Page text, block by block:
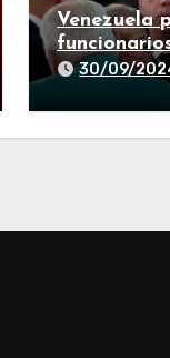
Venezuela
avión iraní
30/09/